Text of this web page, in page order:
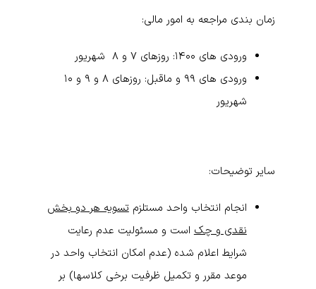
زمان بندی مراجعه به امور مالی:
ورودی های ۱۴۰۰: روزهای ۷ و ۸ شهریور
ورودی های ۹۹ و ماقبل: روزهای ۸ و ۹ و ۱۰
شهریور
سایر توضیحات:
انجام انتخاب واحد مستلزمتسویه هر دو بخش
نقدی و چکاست و مسئولیت عدم رعایت
شرایط اعلام شده (عدم امکان انتخاب واحد در
موعد مقرر و تکمیل ظرفیت برخی کلاسها) بر